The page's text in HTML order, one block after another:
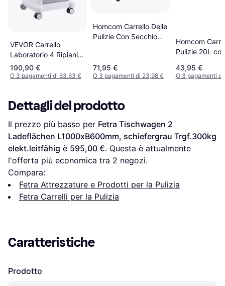
VEVOR Carrello
Laboratorio 4 Ripiani 3
Cassetti
190,90 €
O 3 pagamenti di 63,63 €
Homcom Carrello Delle
Pulizie Con Secchio
71,95 €
O 3 pagamenti di 23,98 €
Homcom
Pulizie 20L con
in Pp
Nero
43,95 €
O 3 pagamenti di
Dettagli del prodotto
Il prezzo più basso per Fetra Tischwagen 2
Ladeflächen L1000xB600mm, schiefergrau Trgf.300kg
elekt.leitfähig è 595,00 €. Questa è attualmente
l'offerta più economica tra 2 negozi.
Compara:
Fetra Attrezzature e Prodotti per la Pulizia
Fetra Carrelli per la Pulizia
Caratteristiche
Prodotto